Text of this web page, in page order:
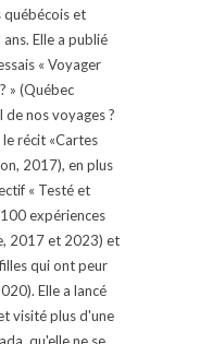
québécois et
Elle a publié
« Voyager
» (Québec
nos voyages ?
récit «Cartes
2017), en plus
« Testé et
expériences
2017 et 2023) et
qui ont peur
Elle a lancé
visité plus d'une